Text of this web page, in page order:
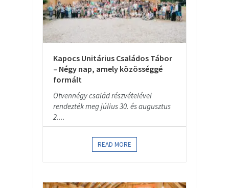
Kapocs Unitárius Családos Tábor
– Négy nap, amely közösséggé
formált
Ötvennégy család részvételével
rendezték meg július 30. és augusztus
2....
READ MORE